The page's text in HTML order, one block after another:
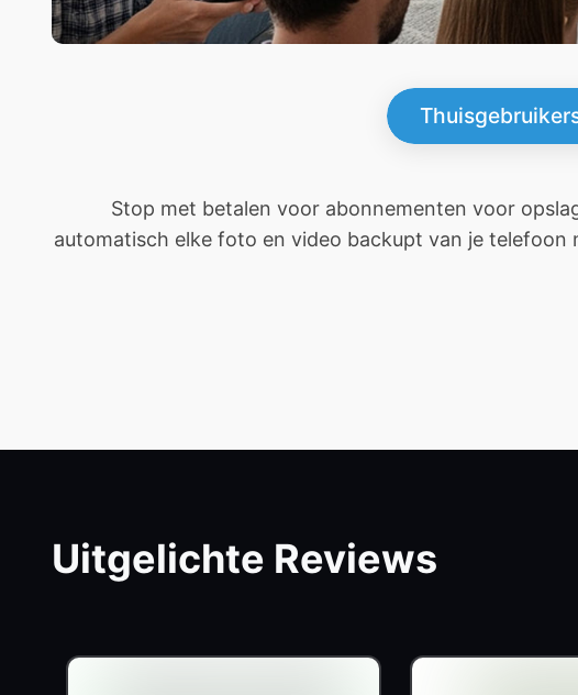
Stop met betalen voor abonnementen voor
automatisch elke foto en video backupt van je telefoon
Uitgelichte Reviews